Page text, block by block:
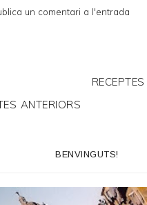
un comentari a l'entrada
ANTERIORS
BENVINGUTS!